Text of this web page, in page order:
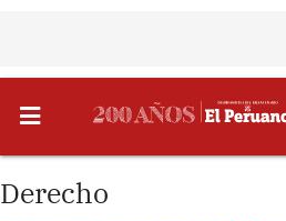
Derecho